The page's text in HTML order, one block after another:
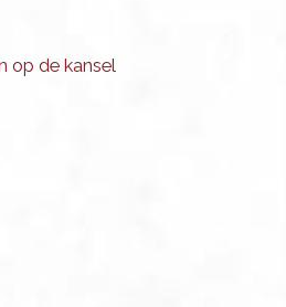
op de kansel